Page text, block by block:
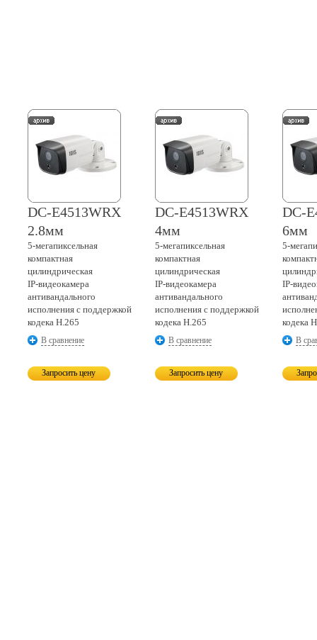
DC-E4513WRX
2.8мм
5-мегапиксельная
компактная
цилиндрическая
IP-видеокамера
антивандального
исполнения с поддержкой
кодека H.265
В сравнение
Запросить цену
DC-E4513WRX
4мм
5-мегапиксельная
компактная
цилиндрическая
IP-видеокамера
антивандального
исполнения с поддержкой
кодека H.265
В сравнение
Запросить цену
DC-
6мм
5-
IP-
кодека
В